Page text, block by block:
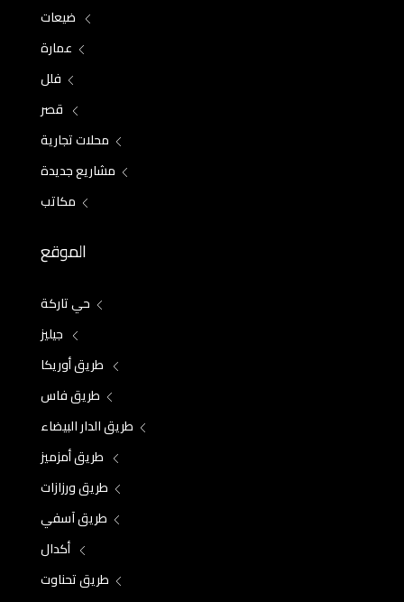
ضيعات
عمارة
فلل
قصر
محلات تجارية
مشاريع جديدة
مكاتب
الموقع
حي تاركة
جيليز
طريق أوريكا
طريق فاس
طريق الدار البيضاء
طريق أمزميز
طريق ورزازات
طريق آسفي
أكدال
طريق تحناوت